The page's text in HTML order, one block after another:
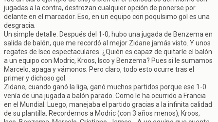
jugadas a la contra, destrozan cualquier opción de ponerse por
delante en el marcador. Eso, en un equipo con poquísimo gol es una
desgracia.
Un simple detalle. Después del 1-0, hubo una jugada de Benzema en
salida de balón, que me recordó al mejor Zidane jamás visto. Y unos
regates de Isco espectaculares. ¿Quién es capaz de quitarle el balón
a un equipo con Modric, Kroos, Isco y Benzema? Pues si le sumamos
Marcelo, apaga y vámonos. Pero claro, todo esto ocurre tras el
primer y dichoso gol.
Zidane, cuando ganó la liga, ganó muchos partidos porque ese 1-0
venía de una jugada a balón parado. Como le ha ocurrido a Francia
en el Mundial. Luego, manejaba el partido gracias a la infinita calidad
de su plantilla. Recordemos a Modric (con 3 años menos), Kroos,